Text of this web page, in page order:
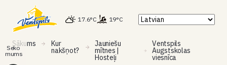
17.6°C 19°C
Sākums Kur
nakšņot?
Jauniešu
mītnes |
Hosteļi
Ventspils
Augstskolas
viesnīca
Seko
mums